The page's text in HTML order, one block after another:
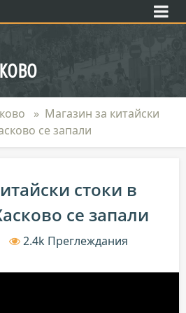
Магазин за китайски
се запали
стоки в
се запали
2.4k Преглеждания